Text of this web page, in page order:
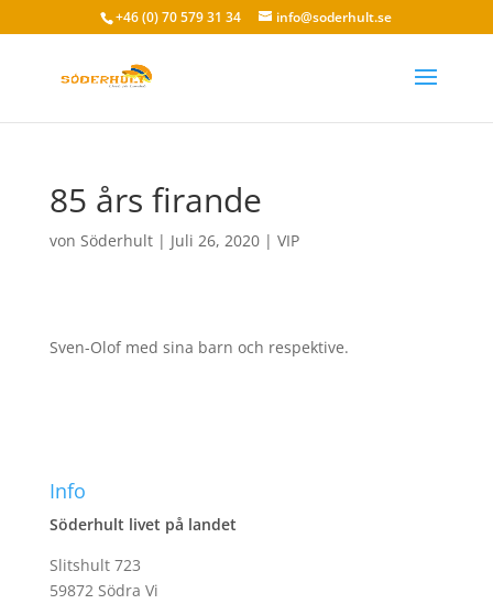
+46 (0) 70 579 31 34 info@soderhult.se
85 års firande
von Söderhult| Juli 26, 2020| VIP
Sven-Olof med sina barn och respektive.
Info
Söderhult livet på landet
Slitshult 723
59872 Södra Vi